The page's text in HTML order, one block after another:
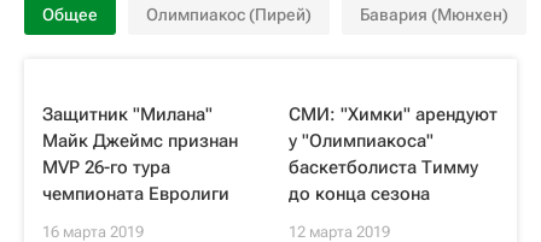
Общее Олимпиакос (Пирей) Бавария (Мюнхен)
Защитник "Милана"
Майк Джеймс признан
MVP 26-го тура
чемпионата Евролиги
16 марта 2019
СМИ: "Химки" арендуют
у "Олимпиакоса"
баскетболиста Тимму
до конца сезона
12 марта 2019